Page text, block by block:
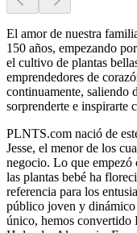
El amor de nuestra
150 años, empezando
el cultivo de plantas
emprendedores de
continuamente, saliendo
sorprenderte e inspirarte
PLNTS.com nació de
Jesse, el menor de los
negocio. Lo que empezó
las plantas bebé ha
referencia para los
público joven y dinámico
único, hemos convertido